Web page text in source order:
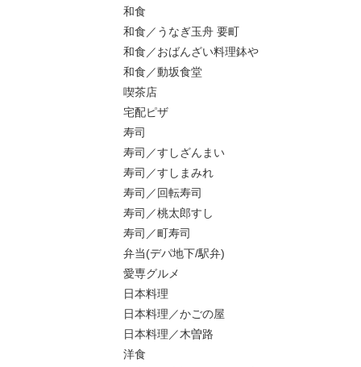
和食
和食／うなぎ玉舟 要町
和食／おばんざい料理鉢や
和食／動坂食堂
喫茶店
宅配ピザ
寿司
寿司／すしざんまい
寿司／すしまみれ
寿司／回転寿司
寿司／桃太郎すし
寿司／町寿司
弁当(デパ地下/駅弁)
愛専グルメ
日本料理
日本料理／かごの屋
日本料理／木曽路
洋食